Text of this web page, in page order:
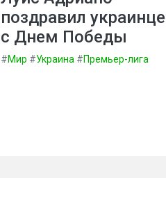
поздравил
с Днем Победы
#Мир #Украина #Премьер-лига